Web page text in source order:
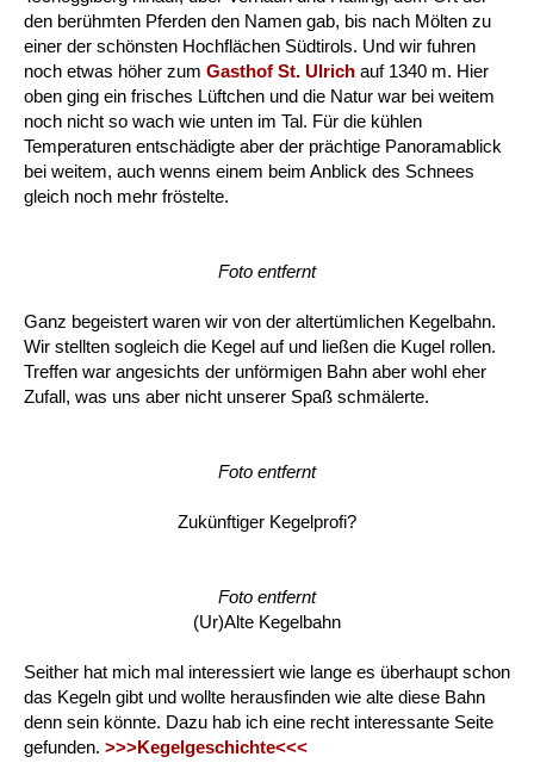
den berühmten Pferden den Namen gab, bis nach Mölten zu
einer der schönsten Hochflächen Südtirols. Und wir fuhren
noch etwas höher zum Gasthof St. Ulrich auf 1340 m. Hier
oben ging ein frisches Lüftchen und die Natur war bei weitem
noch nicht so wach wie unten im Tal. Für die kühlen
Temperaturen entschädigte aber der prächtige Panoramablick
bei weitem, auch wenns einem beim Anblick des Schnees
gleich noch mehr fröstelte.
Foto entfernt
Ganz begeistert waren wir von der altertümlichen Kegelbahn.
Wir stellten sogleich die Kegel auf und ließen die Kugel rollen.
Treffen war angesichts der unförmigen Bahn aber wohl eher
Zufall, was uns aber nicht unserer Spaß schmälerte.
Foto entfernt
Zukünftiger Kegelprofi?
Foto entfernt
(Ur)Alte Kegelbahn
Seither hat mich mal interessiert wie lange es überhaupt schon
das Kegeln gibt und wollte herausfinden wie alte diese Bahn
denn sein könnte. Dazu hab ich eine recht interessante Seite
gefunden. >>>Kegelgeschichte<<<